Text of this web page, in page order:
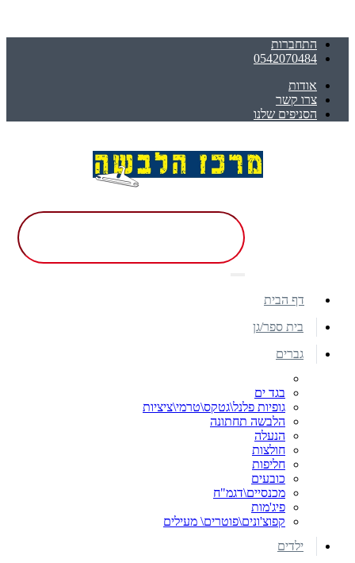
התחברות
0542070484
אודות
צרו קשר
הסניפים שלנו
דף הבית
בית ספר/גן
גברים
בגד ים
גופיות פלנל\גטקס\טרמי\ציציות
הלבשה תחתונה
הנעלה
חולצות
חליפות
כובעים
מכנסיים\דגמ"ח
פיג'מות
קפוצ'ונים\פוטרים\ מעילים
ילדים